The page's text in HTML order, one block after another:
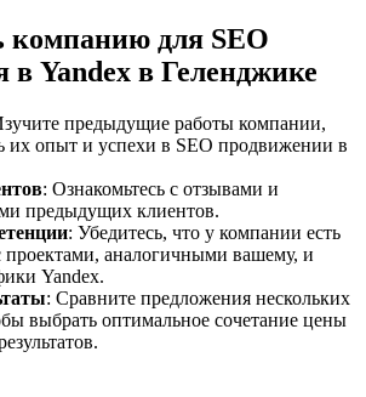
компанию для SEO
в Yandex в Геленджике
предыдущие работы компании,
их опыт и успехи в SEO продвижении в
: Ознакомьтесь с отзывами и
предыдущих клиентов.
: Убедитесь, что у компании есть
проектами, аналогичными вашему, и
Yandex.
: Сравните предложения нескольких
выбрать оптимальное сочетание цены